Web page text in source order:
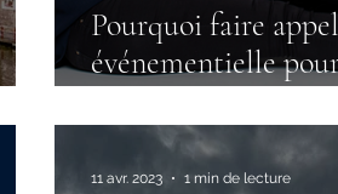
Pourquoi faire
événementielle
11 avr. 2023 1 min de lecture